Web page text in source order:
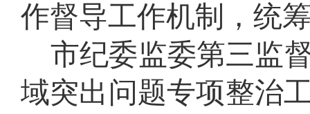
作督导工作机制，统
市纪委监委第三监
域突出问题专项整治